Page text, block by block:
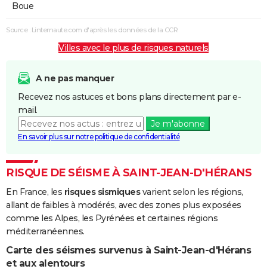
Boue
Source : Linternaute.com d'après les données de la CCR
Villes avec le plus de risques naturels
A ne pas manquer
Recevez nos astuces et bons plans directement par e-
mail.
Je m'abonne
En savoir plus sur notre politique de confidentialité
RISQUE DE SÉISME À SAINT-JEAN-D'HÉRANS
En France, les risques sismiquesvarient selon les régions,
allant de faibles à modérés, avec des zones plus exposées
comme les Alpes, les Pyrénées et certaines régions
méditerranéennes.
Carte des séismes survenus à Saint-Jean-d'Hérans
et aux alentours